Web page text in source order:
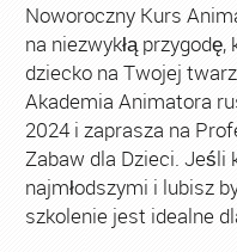
Noworoczny Kurs
na niezwykłą
dziecko na Twojej
Akademia Animatora
2024 i zaprasza na
Zabaw dla Dzieci. Jeśli
najmłodszymi i lubisz
szkolenie jest idealne